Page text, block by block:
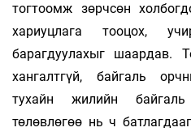
тогтоомж зөрчсөн
хариуцлага тооцох,
барагдуулахыг шаардав.
хангалтгүй, байгаль
тухайн жилийн
төлөвлөгөө нь ч